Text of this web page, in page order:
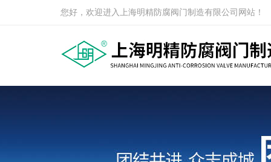
您好，欢迎进入上海明精防腐阀门制造有限公司网站！